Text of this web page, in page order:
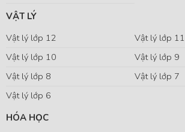
VẬT LÝ
Vật lý lớp 12
Vật lý lớp 11
Vật lý lớp 10
Vật lý lớp 9
Vật lý lớp 8
Vật lý lớp 7
Vật lý lớp 6
HÓA HỌC